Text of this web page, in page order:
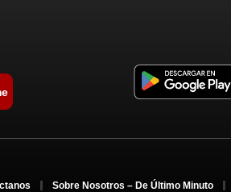
Sobre Nosotros – De Último Minuto